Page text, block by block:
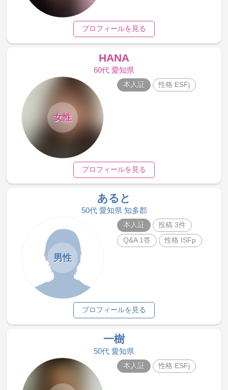
プロフィールを見る
HANA
60代 愛知県
女性
本人証 性格 ESFj
プロフィールを見る
あると
50代 愛知県 知多郡
男性
本人証
投稿 3件
Q&A 1答
性格 ISFp
プロフィールを見る
一樹
50代 愛知県
本人証 性格 ESFj